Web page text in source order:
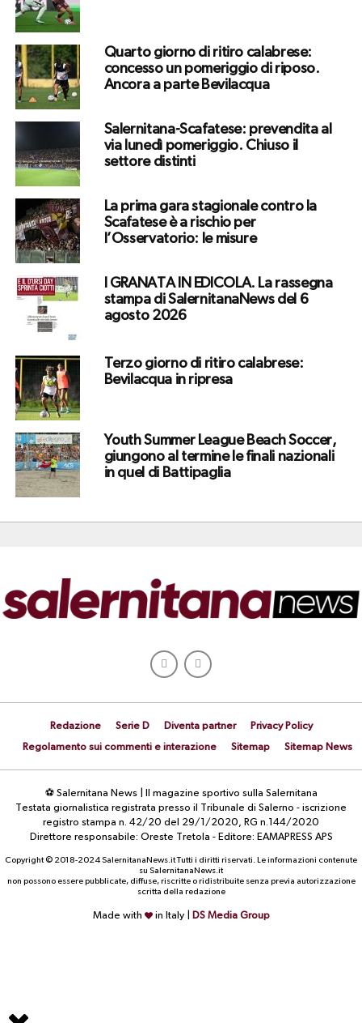
Quarto giorno di ritiro calabrese:
concesso un pomeriggio di riposo.
Ancora a parte Bevilacqua
Salernitana-Scafatese: prevendita al
via lunedì pomeriggio. Chiuso il
settore distinti
La prima gara stagionale contro la
Scafatese è a rischio per
l’Osservatorio: le misure
I GRANATA IN EDICOLA. La rassegna
stampa di SalernitanaNews del 6
agosto 2026
Terzo giorno di ritiro calabrese:
Bevilacqua in ripresa
Youth Summer League Beach Soccer,
giungono al termine le finali nazionali
in quel di Battipaglia
Redazione Serie D Diventa partner
Privacy Policy
Regolamento sui commenti e interazione
Sitemap Sitemap News
⚽ Salernitana News | Il magazine sportivo sulla Salernitana
Testata giornalistica registrata presso il Tribunale di Salerno - iscrizione
registro stampa n. 42/20 del 29/1/2020, RG n.144/2020
Direttore responsabile: Oreste Tretola - Editore: EAMAPRESS APS
Copyright © 2018-2024 SalernitanaNews.it Tutti i diritti riservati. Le informazioni contenute
su SalernitanaNews.it
non possono essere pubblicate, diffuse, riscritte o ridistribuite senza previa autorizzazione
scritta della redazione
Made with in Italy | DS Media Group